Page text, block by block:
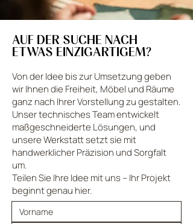
AUF DER SUCHE NACH
ETWAS EINZIGARTIGEM?
Von der Idee bis zur Umsetzung geben
wir Ihnen die Freiheit, Möbel und Räume
ganz nach Ihrer Vorstellung zu gestalten.
Unser technisches Team entwickelt
maßgeschneiderte Lösungen, und
unsere Werkstatt setzt sie mit
handwerklicher Präzision und Sorgfalt
um.
Teilen Sie Ihre Idee mit uns – Ihr Projekt
beginnt genau hier.